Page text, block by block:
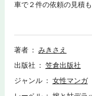
車で２件の依頼の見積
る特別清掃の必要なア
がら謝る…。そして２
ないだろうと思われる
押していた。それもほ
性、すでに部屋は片づ
ように思われ…。
著者
みきさえ
出版社
笠倉出版社
ジャンル
女性マンガ